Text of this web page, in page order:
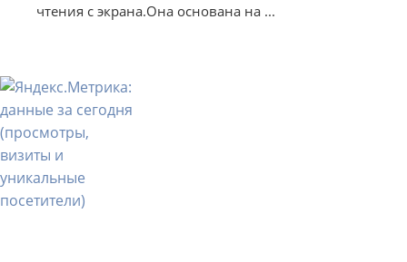
чтения с экрана.Она основана на ...